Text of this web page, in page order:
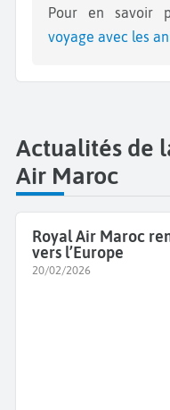
Pour en savoir
voyage avec les
Actualités de
Air Maroc
Royal Air Maroc
vers l’Europe
20/02/2026